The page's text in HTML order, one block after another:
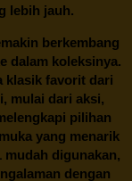
lebih jauh.
berkembang
dalam koleksinya.
klasik favorit dari
mulai dari aksi,
pilihan
yang menarik
mudah digunakan,
dengan